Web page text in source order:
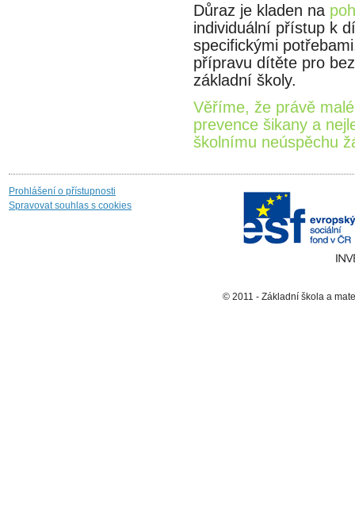
Důraz je kladen na
individuální přístup k
specifickými
přípravu dítěte pro
základní školy.
Věříme, že právě
prevence šikany a
školnímu neúspěchu
Prohlášení o přístupnosti
Spravovat souhlas s cookies
© 2011 - Základní škola a